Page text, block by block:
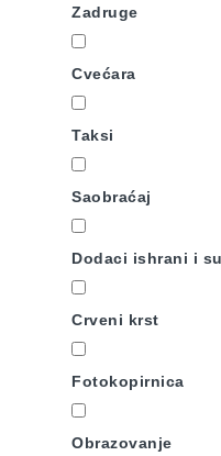
Zadruge
Cvećara
Taksi
Saobraćaj
Dodaci ishrani i
Crveni krst
Fotokopirnica
Obrazovanje